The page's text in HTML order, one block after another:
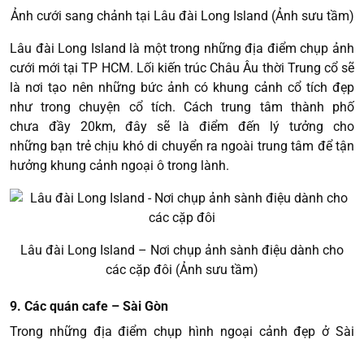
Ảnh cưới sang chảnh tại Lâu đài Long Island (Ảnh sưu tầm)
Lâu đài Long Island là một trong những địa điểm chụp ảnh
cưới mới tại TP HCM. Lối kiến trúc Châu Âu thời Trung cổ sẽ
là nơi tạo nên những bức ảnh có khung cảnh cổ tích đẹp
như trong chuyện cổ tích. Cách trung tâm thành phố
chưa đầy 20km, đây sẽ là điểm đến lý tưởng cho
những bạn trẻ chịu khó di chuyển ra ngoài trung tâm để tận
hưởng khung cảnh ngoại ô trong lành.
Lâu đài Long Island – Nơi chụp ảnh sành điệu dành cho
các cặp đôi (Ảnh sưu tầm)
9. Các quán cafe – Sài Gòn
Trong những địa điểm chụp hình ngoại cảnh đẹp ở Sài